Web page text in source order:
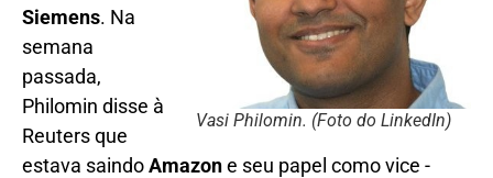
Vasi Philomin. (Foto do LinkedIn)
Siemens. Na
semana
passada,
Philomin disse à
Reuters que
estava saindoAmazone seu papel como vice -